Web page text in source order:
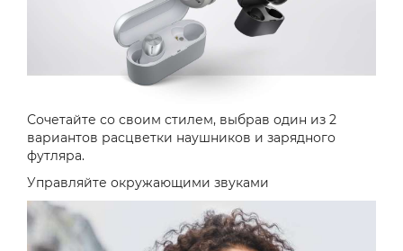
Сочетайте со своим стилем, выбрав один из 2
вариантов расцветки наушников и зарядного
футляра.
Управляйте окружающими звуками